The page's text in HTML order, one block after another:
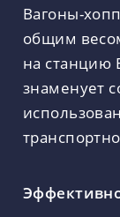
Вагоны-
общим
на станцию
знаменует